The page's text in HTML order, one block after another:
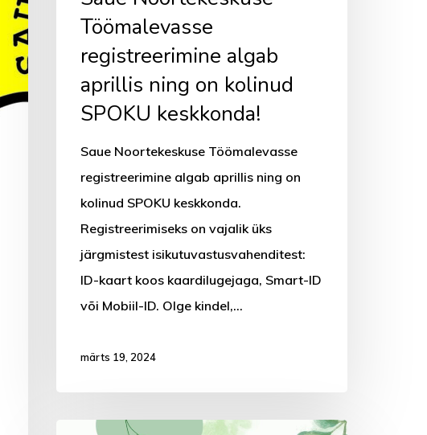
Töömalevasse
registreerimine algab
aprillis ning on kolinud
SPOKU keskkonda!
Saue Noortekeskuse Töömalevasse
registreerimine algab aprillis ning on
kolinud SPOKU keskkonda.
Registreerimiseks on vajalik üks
järgmistest isikutuvastusvahenditest:
ID-kaart koos kaardilugejaga, Smart-ID
või Mobiil-ID. Olge kindel,…
märts 19, 2024